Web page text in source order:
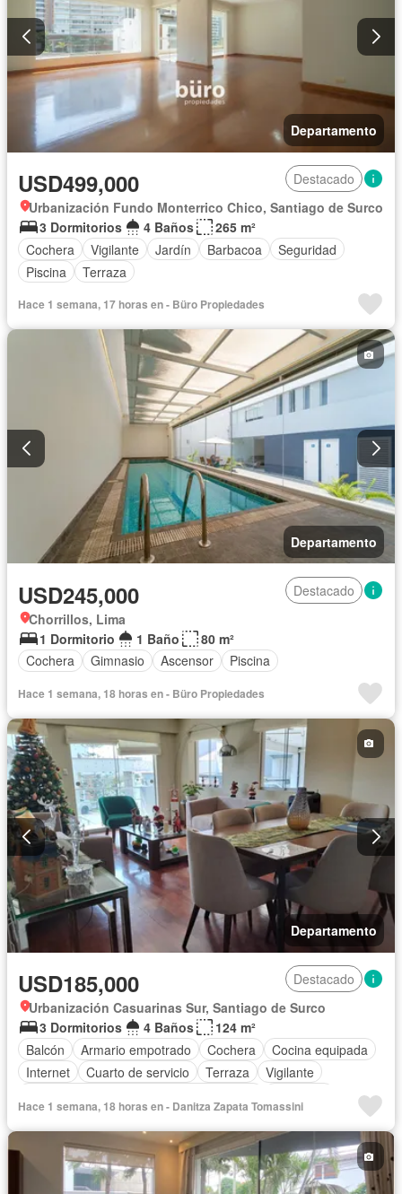
Departamento
USD499,000
Destacado
Urbanización Fundo Monterrico Chico, Santiago de Surco
3 Dormitorios
4 Baños
265 m²
Cochera
Vigilante Jardín Barbacoa
Seguridad
Piscina
Terraza
Hace 1 semana, 17 horas en - Büro Propiedades
Departamento
USD245,000
Destacado
Chorrillos, Lima
1 Dormitorio
1 Baño
80 m²
Cochera
Gimnasio Ascensor Piscina
Hace 1 semana, 18 horas en - Büro Propiedades
Departamento
USD185,000
Destacado
Urbanización Casuarinas Sur, Santiago de Surco
3 Dormitorios
4 Baños
124 m²
Balcón
Armario empotrado Cochera
Cocina equipada
Internet
Cuarto de servicio Terraza
Vigilante
Caseta de vigilancia
Ascensor Seguridad Sin amoblar
Hace 1 semana, 18 horas en - Danitza Zapata Tomassini